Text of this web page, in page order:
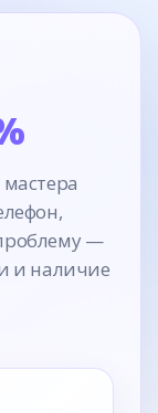
—
и наличие